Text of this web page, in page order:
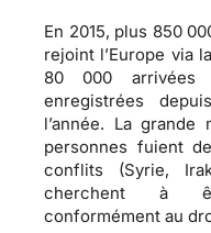
En 2015, plus 850
rejoint l’Europe via
80 000
enregistrées
l’année. La grande
personnes fuient
conflits (Syrie,
cherchent à
conformément au